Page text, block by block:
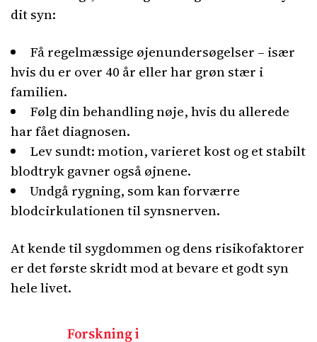
dit syn:
Få regelmæssige øjenundersøgelser – især
hvis du er over 40 år eller har grøn stær i
familien.
Følg din behandling nøje, hvis du allerede
har fået diagnosen.
Lev sundt: motion, varieret kost og et stabilt
blodtryk gavner også øjnene.
Undgå rygning, som kan forværre
blodcirkulationen til synsnerven.
At kende til sygdommen og dens risikofaktorer
er det første skridt mod at bevare et godt syn
hele livet.
Forskning i